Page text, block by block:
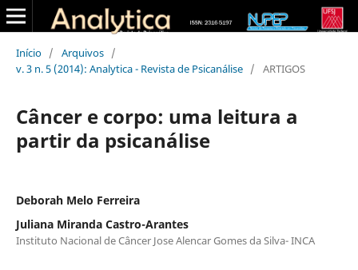
Início / Arquivos /
v. 3 n. 5 (2014): Analytica - Revista de Psicanálise / ARTIGOS
Câncer e corpo: uma leitura a
partir da psicanálise
Deborah Melo Ferreira
Juliana Miranda Castro-Arantes
Instituto Nacional de Câncer Jose Alencar Gomes da Silva- INCA